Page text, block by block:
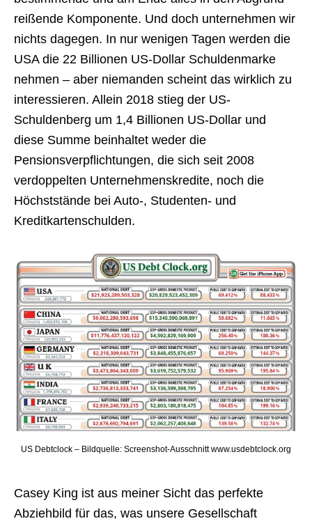
reißende Komponente. Und doch unternehmen wir
nichts dagegen. In nur wenigen Tagen werden die
USA die 22 Billionen US-Dollar Schuldenmarke
nehmen – aber niemanden scheint das wirklich zu
interessieren. Allein 2018 stieg der US-
Schuldenberg um 1,4 Billionen US-Dollar und
diese Summe beinhaltet weder die
Pensionsverpflichtungen, die sich seit 2008
verdoppelten Unternehmenskredite, noch die
Höchststände bei Auto-, Studenten- und
Kreditkartenschulden.
US Debtclock – Bildquelle: Screenshot-Ausschnitt www.usdebtclock.org
Casey King ist aus meiner Sicht das perfekte
Abziehbild für das, was unsere Gesellschaft